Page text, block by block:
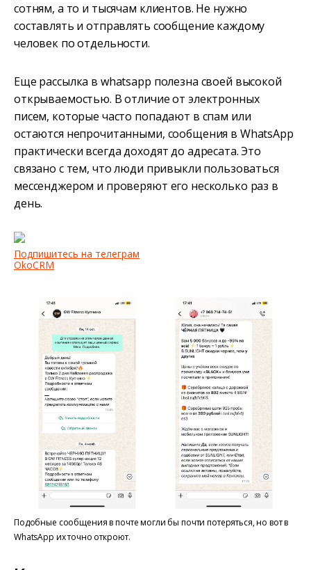
сотням, а то и тысячам клиентов. Не нужно
составлять и отправлять сообщение каждому
человек по отдельности.
Еще рассылка в whatsapp полезна своей высокой
открываемостью. В отличие от электронных
писем, которые часто попадают в спам или
остаются непрочитанными, сообщения в WhatsApp
практически всегда доходят до адресата. Это
связано с тем, что люди привыкли пользоваться
мессенджером и проверяют его несколько раз в
день.
Подпишитесь на телеграм
OkoCRM
Подобные сообщения в почте могли бы почти потеряться, но вот в
WhatsApp их точно откроют.